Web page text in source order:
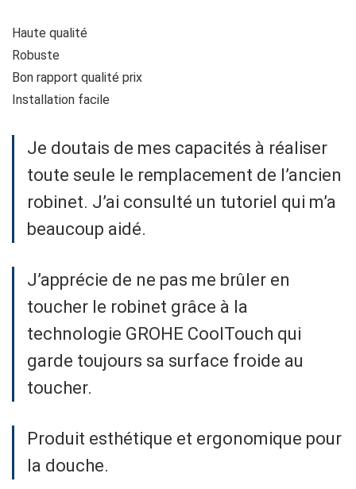
Haute qualité
Robuste
Bon rapport qualité prix
Installation facile
Je doutais de mes capacités à réaliser
toute seule le remplacement de l’ancien
robinet. J’ai consulté un tutoriel qui m’a
beaucoup aidé.
J’apprécie de ne pas me brûler en
toucher le robinet grâce à la
technologie GROHE CoolTouch qui
garde toujours sa surface froide au
toucher.
Produit esthétique et ergonomique pour
la douche.